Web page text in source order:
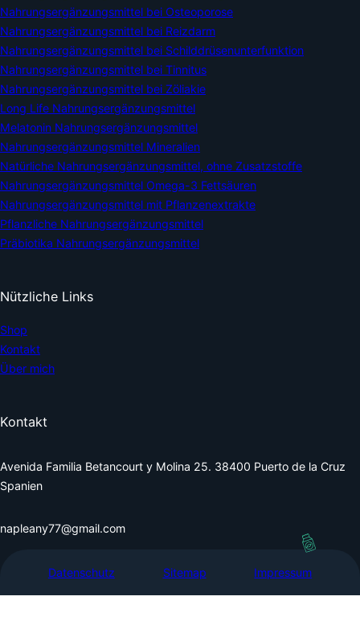
Nahrungsergänzungsmittel bei Osteoporose
Nahrungsergänzungsmittel bei Reizdarm
Nahrungsergänzungsmittel bei Schilddrüsenunterfunktion
Nahrungsergänzungsmittel bei Tinnitus
Nahrungsergänzungsmittel bei Zöliakie
Long Life Nahrungsergänzungsmittel
Melatonin Nahrungsergänzungsmittel
Nahrungsergänzungsmittel Mineralien
Natürliche Nahrungsergänzungsmittel, ohne Zusatzstoffe
Nahrungsergänzungsmittel Omega-3 Fettsäuren
Nahrungsergänzungsmittel mit Pflanzenextrakte
Pflanzliche Nahrungsergänzungsmittel
Präbiotika Nahrungsergänzungsmittel
Nützliche Links
Shop
Kontakt
Über mich
Kontakt
Avenida Familia Betancourt y Molina 25. 38400 Puerto de la Cruz
Spanien
napleany77@gmail.com
Datenschutz Sitemap Impressum